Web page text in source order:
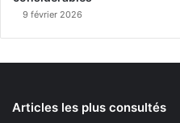
9 février 2026
Articles les plus consultés